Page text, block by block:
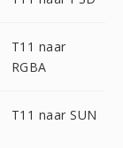
T11 naar
RGBA
T11 naar SUN